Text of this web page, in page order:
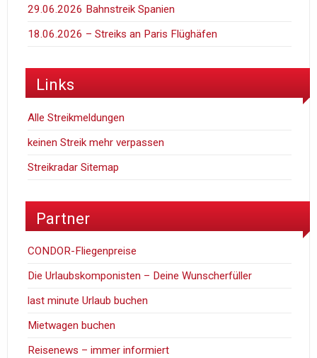
29.06.2026 Bahnstreik Spanien
18.06.2026 – Streiks an Paris Flüghäfen
Links
Alle Streikmeldungen
keinen Streik mehr verpassen
Streikradar Sitemap
Partner
CONDOR-Fliegenpreise
Die Urlaubskomponisten – Deine Wunscherfüller
last minute Urlaub buchen
Mietwagen buchen
Reisenews – immer informiert